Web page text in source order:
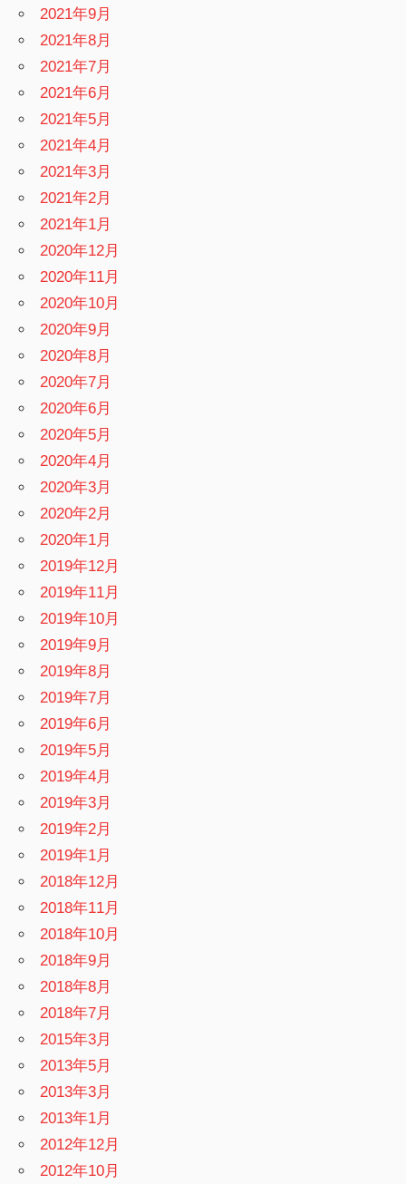
2021年9月
2021年8月
2021年7月
2021年6月
2021年5月
2021年4月
2021年3月
2021年2月
2021年1月
2020年12月
2020年11月
2020年10月
2020年9月
2020年8月
2020年7月
2020年6月
2020年5月
2020年4月
2020年3月
2020年2月
2020年1月
2019年12月
2019年11月
2019年10月
2019年9月
2019年8月
2019年7月
2019年6月
2019年5月
2019年4月
2019年3月
2019年2月
2019年1月
2018年12月
2018年11月
2018年10月
2018年9月
2018年8月
2018年7月
2015年3月
2013年5月
2013年3月
2013年1月
2012年12月
2012年10月